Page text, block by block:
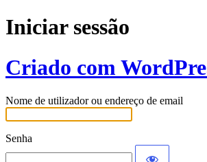
Iniciar sessão
Criado com
Nome de utilizador ou endereço de email
Senha